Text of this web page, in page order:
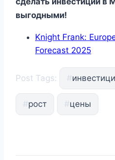
выгодными!
Knight Frank:
Forecast 2025
Post Tags: #
#рост #цены